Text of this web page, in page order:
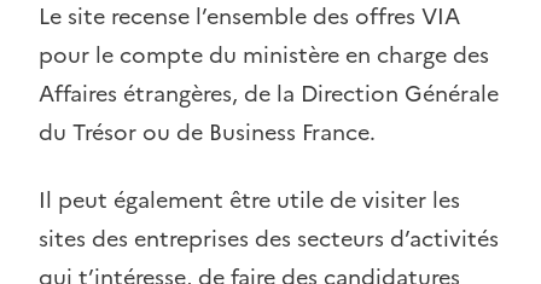
Le site recense l’ensemble des offres VIA
pour le compte du ministère en charge des
Affaires étrangères, de la Direction Générale
du Trésor ou de Business France.
Il peut également être utile de visiter les
sites des entreprises des secteurs d’activités
qui t’intéresse, de faire des candidatures